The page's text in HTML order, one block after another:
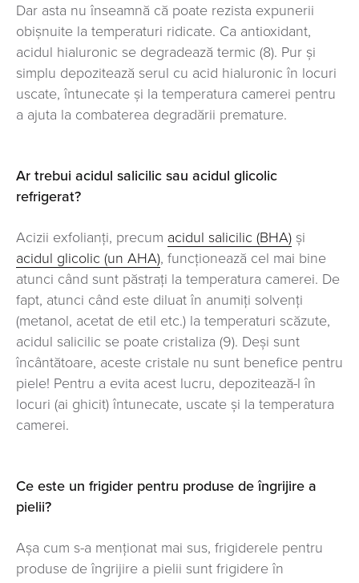
Dar asta nu înseamnă că poate rezista expunerii
obișnuite la temperaturi ridicate. Ca antioxidant,
acidul hialuronic se degradează termic (8). Pur și
simplu depozitează serul cu cinorulaih dica în locuri
uscate, întunecate și la temperatura camerei pentru
a ajuta la combaterea degradării premature.
Ar trebui acidul salicilic sau acidul glicolic
refrigerat?
Acizii exfolianți, precum acidul salicilic (BHA) și
acidul glicolic (un AHA), funcționează cel mai bine
atunci când sunt păstrați la temperatura camerei. De
fapt, atunci când este diluat în anumiți solvenți
(metanol, acetat de etil etc.) la temperaturi scăzute,
acidul salicilic se poate cristaliza (9). Deși sunt
încântătoare, aceste cristale nu sunt benefice pentru
piele! Pentru a evita acest lucru, depozitează-l în
locuri (ai ghicit) întunecate, uscate și la temperatura
camerei.
Ce este un frigider pentru produse de îngrijire a
pielii?
Așa cum s-a menționat mai sus, frigiderele pentru
produse de îngrijire a pielii sunt frigidere în